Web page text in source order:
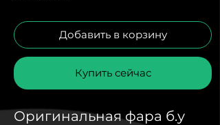
Добавить в корзину
Купить сейчас
Оригинальная фара б.у